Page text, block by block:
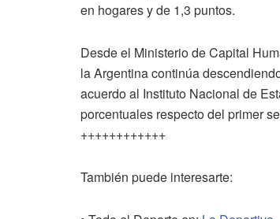
en hogares y de 1,3 puntos.
Desde el Ministerio de Capital
la Argentina continúa
acuerdo al Instituto Nacional de
porcentuales respecto del primer
++++++++++++
También puede interesarte: